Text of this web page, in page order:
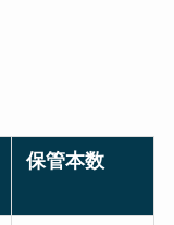
保管本数